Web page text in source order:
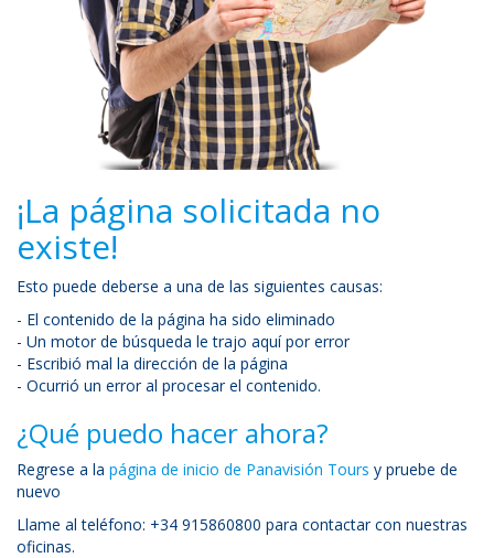
¡La página solicitada no
existe!
Esto puede deberse a una de las siguientes causas:
- El contenido de la página ha sido eliminado
- Un motor de búsqueda le trajo aquí por error
- Escribió mal la dirección de la página
- Ocurrió un error al procesar el contenido.
¿Qué puedo hacer ahora?
Regrese a la página de inicio de Panavisión Tours y pruebe de
nuevo
Llame al teléfono: +34 915860800 para contactar con nuestras
oficinas.